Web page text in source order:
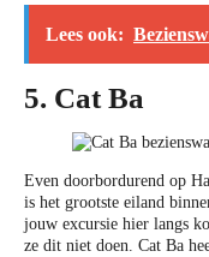
Lees ook:
5. Cat Ba
Even doorbordurend op
is het grootste eiland
jouw excursie hier langs
ze dit niet doen. Cat Ba